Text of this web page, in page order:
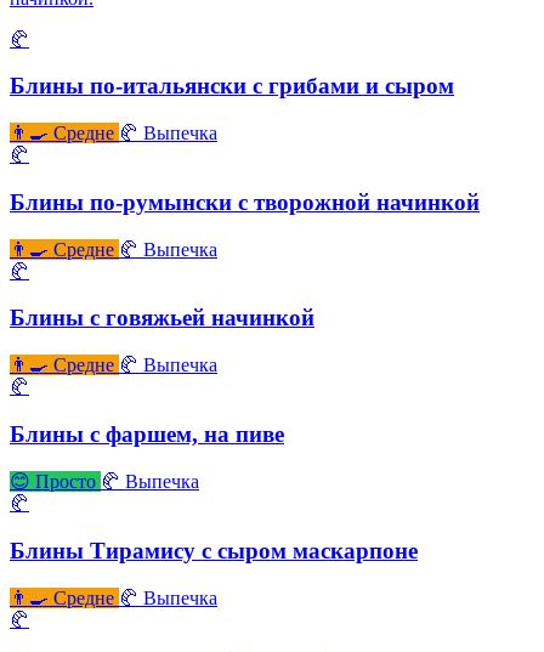
🥐
Блины по-итальянски с грибами и сыром
👨‍🍳 Средне 🥐 Выпечка
🥐
Блины по-румынски с творожной начинкой
👨‍🍳 Средне 🥐 Выпечка
🥐
Блины с говяжьей начинкой
👨‍🍳 Средне 🥐 Выпечка
🥐
Блины с фаршем, на пиве
😊 Просто 🥐 Выпечка
🥐
Блины Тирамису с сыром маскарпоне
👨‍🍳 Средне 🥐 Выпечка
🥐